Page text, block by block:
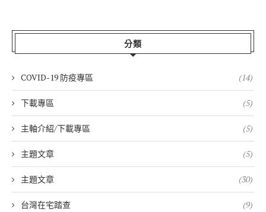
分類
COVID-19 防疫專區 (14)
下載專區 (5)
主軸介紹/下載專區 (5)
主題文章 (5)
主題文章 (30)
台灣在宅踏查 (9)